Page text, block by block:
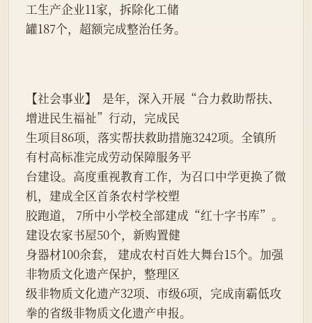
工生产企业11家，拆除化工储
罐187个，超额完成整治任务。
【社会事业】  是年，深入开展“合力救助帮扶、
增进民生福祉”行动，完成民
生项目86项，落实帮扶救助措施3242项。全镇所
有村高标准完成劳动保障服务平
台建设。高度重视教育工作，为召口中学更换了微
机，建成全区首条农村学校塑
胶跑道， 7所中小学校全部建成“红十字书库”。
建设农家书屋50个，新购置健
身器材100余套， 建成农村百姓大舞台15个。加强
非物质文化遗产保护，整理区
级非物质文化遗产32项、市级6项，完成南霸低攻
拳的省级非物质文化遗产申报。